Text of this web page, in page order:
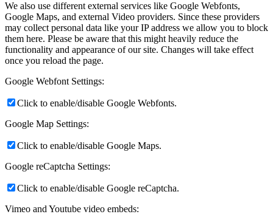
We also use different external services like Google Webfonts,
Google Maps, and external Video providers. Since these providers
may collect personal data like your IP address we allow you to block
them here. Please be aware that this might heavily reduce the
functionality and appearance of our site. Changes will take effect
once you reload the page.
Google Webfont Settings:
Click to enable/disable Google Webfonts.
Google Map Settings:
Click to enable/disable Google Maps.
Google reCaptcha Settings:
Click to enable/disable Google reCaptcha.
Vimeo and Youtube video embeds: